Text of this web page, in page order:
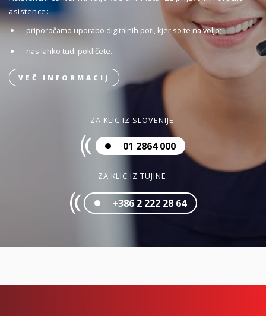
asistence:
priporočamo uporabo digitalnih poti, kjer so te na voljo;
nas lahko tudi pokličete.
VEČ INFORMACIJ
ZA KLIC IZ SLOVENIJE:
01 2864 000
ZA KLIC IZ TUJINE:
+386 2 222 28 64